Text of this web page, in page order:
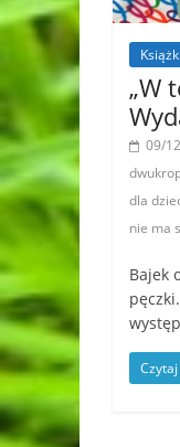
Książki
„W
09/
dla
nie ma
Bajek